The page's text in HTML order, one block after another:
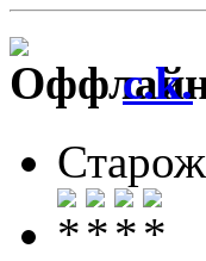
c.k.